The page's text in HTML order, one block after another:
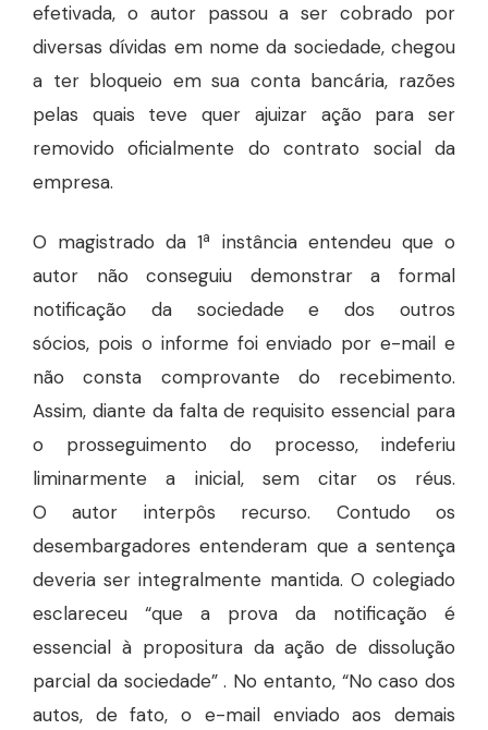
efetivada, o autor passou a ser cobrado por
diversas dívidas em nome da sociedade, chegou
a ter bloqueio em sua conta bancária, razões
pelas quais teve quer ajuizar ação para ser
removido oficialmente do contrato social da
empresa.
O magistrado da 1a instância entendeu que o
autor não conseguiu demonstrar a formal
notificação da sociedade e dos outros
sócios, pois o informe foi enviado por e-mail e
não consta comprovante do recebimento.
Assim, diante da falta de requisito essencial para
o prosseguimento do processo, indeferiu
liminarmente a inicial, sem citar os réus.
O
autor interpôs recurso. Contudo os
desembargadores entenderam que a sentença
deveria ser integralmente mantida. O colegiado
esclareceu “que a prova da notificação é
essencial à propositura da ação de dissolução
parcial da sociedade” . No entanto, “No caso dos
autos, de fato, o e-mail enviado aos demais